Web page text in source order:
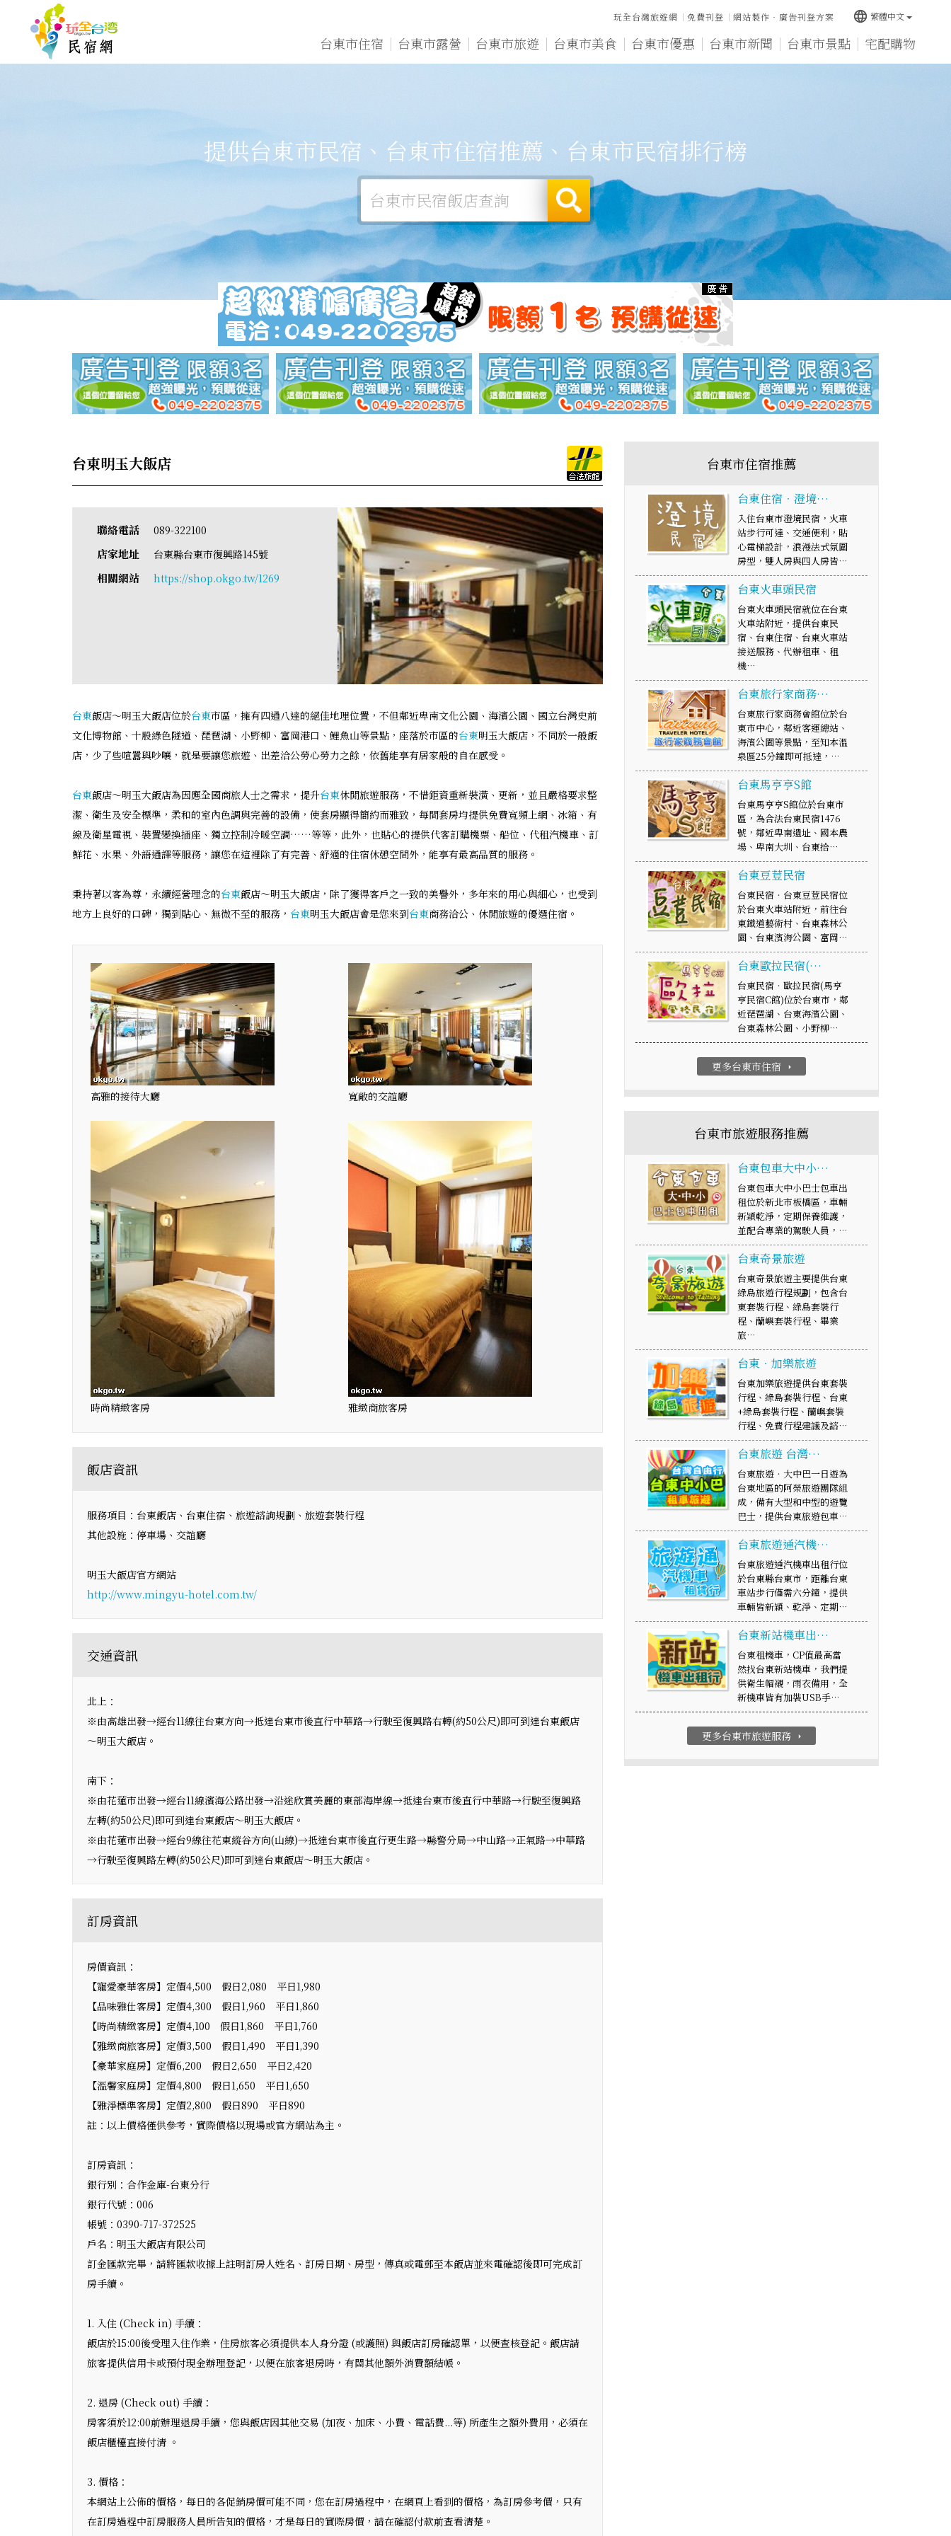
台東市住宿 台東市露營 台東市旅遊 台東市美食 台東市優惠 台東市新聞 台東市景點 宅配購物
玩全台灣旅遊網 免費刊登 網站製作‧廣告刊登方案 language 繁體中文
提供台東市民宿、台東市住宿推薦、台東市民宿排行榜
台東明玉大飯店
聯絡電話 089-322100
店家地址 台東縣台東市復興路145號
相關網站 https://shop.okgo.tw/1269
台東飯店～明玉大飯店位於台東市區，擁有四通八達的絕佳地理位置，不但鄰近卑南文化公園、海濱公園、國立台灣史前
文化博物館、十股綠色隧道、琵琶湖、小野柳、富岡港口、鯉魚山等景點，座落於市區的台東明玉大飯店，不同於一般飯
店，少了些喧囂與吵嚷，就是要讓您旅遊、出差洽公勞心勞力之餘，依舊能享有居家般的自在感受。
台東飯店～明玉大飯店為因應全國商旅人士之需求，提升台東休閒旅遊服務，不惜鉅資重新裝潢、更新，並且嚴格要求整
潔、衛生及安全標準，柔和的室內色調與完善的設備，使套房顯得簡約而雅致，每間套房均提供免費寬頻上網、冰箱、有
線及衛星電視、裝置變換插座、獨立控制冷暖空調……等等，此外，也貼心的提供代客訂購機票、船位、代租汽機車、訂
鮮花、水果、外語通譯等服務，讓您在這裡除了有完善、舒適的住宿休憩空間外，能享有最高品質的服務。
秉持著以客為尊，永續經營理念的台東飯店～明玉大飯店，除了獲得客戶之一致的美譽外，多年來的用心與細心，也受到
地方上良好的口碑，獨到貼心、無微不至的服務， 台東明玉大飯店會是您來到台東商務洽公、休閒旅遊的優選住宿。
高雅的接待大廳 寬敞的交誼廳
時尚精緻客房 雅緻商旅客房
飯店資訊
服務項目：台東飯店、台東住宿、旅遊諮詢規劃、旅遊套裝行程
其他設施：停車場、交誼廳
明玉大飯店官方網站
http://www.mingyu-hotel.com.tw/
交通資訊
北上：
※由高雄出發→經台11線往台東方向→抵達台東市後直行中華路→行駛至復興路右轉(約50公尺)即可到達台東飯店
～明玉大飯店。
南下：
※由花蓮市出發→經台11線濱海公路出發→沿途欣賞美麗的東部海岸線→抵達台東市後直行中華路→行駛至復興路
左轉(約50公尺)即可到達台東飯店～明玉大飯店。
※由花蓮市出發→經台9線往花東縱谷方向(山線)→抵達台東市後直行更生路→縣警分局→中山路→正氣路→中華路
→行駛至復興路左轉(約50公尺)即可到達台東飯店～明玉大飯店。
訂房資訊
房價資訊：
【寵愛豪華客房】定價4,500 假日2,080 平日1,980
【品味雅仕客房】定價4,300 假日1,960 平日1,860
【時尚精緻客房】定價4,100 假日1,860 平日1,760
【雅緻商旅客房】定價3,500 假日1,490 平日1,390
【豪華家庭房】定價6,200 假日2,650 平日2,420
【溫馨家庭房】定價4,800 假日1,650 平日1,650
【雅淨標準客房】定價2,800 假日890 平日890
註：以上價格僅供參考，實際價格以現場或官方網站為主。
訂房資訊：
銀行別：合作金庫-台東分行
銀行代號：006
帳號：0390-717-372525
戶名：明玉大飯店有限公司
訂金匯款完畢，請將匯款收據上註明訂房人姓名、訂房日期、房型，傳真或電郵至本飯店並來電確認後即可完成訂
房手續。
1. 入住 (Check in) 手續：
飯店於15:00後受理入住作業，住房旅客必須提供本人身分證 (或護照) 與飯店訂房確認單，以便查核登記。飯店請
旅客提供信用卡或預付現金辦理登記，以便在旅客退房時，有關其他額外消費額結帳。
2. 退房 (Check out) 手續：
房客須於12:00前辦理退房手續，您與飯店因其他交易 (加夜、加床、小費、電話費...等) 所產生之額外費用，必須在
飯店櫃檯直接付清 。
3. 價格：
本網站上公佈的價格，每日的各促銷房價可能不同，您在訂房過程中，在網頁上看到的價格，為訂房參考價，只有
在訂房過程中訂房服務人員所告知的價格，才是每日的實際房價，請在確認付款前查看清楚。
台東市住宿推薦
台東住宿．澄境…
入住台東市澄境民宿，火車
站步行可達、交通便利，貼
心電梯設計，浪漫法式氛圍
房型，雙人房與四人房皆…
台東火車頭民宿
台東火車頭民宿就位在台東
火車站附近，提供台東民
宿、台東住宿、台東火車站
接送服務、代辦租車、租
機…
台東旅行家商務…
台東旅行家商務會館位於台
東市中心，鄰近客運總站、
海濱公園等景點，至知本溫
泉區25分鐘即可抵達，…
台東馬亨亨S館
台東馬亨亨S館位於台東市
區，為合法台東民宿1476
號，鄰近卑南遺址、國本農
場、卑南大圳、台東拾…
台東豆荳民宿
台東民宿‧台東豆荳民宿位
於台東火車站附近，前往台
東鐵道藝術村、台東森林公
園、台東濱海公園、富岡…
台東歐拉民宿(…
台東民宿‧歐拉民宿(馬亨
亨民宿C館)位於台東市，鄰
近琵琶湖、台東海濱公園、
台東森林公園、小野柳…
更多台東市住宿 arrow_right
台東市旅遊服務推薦
台東包車大中小…
台東包車大中小巴士包車出
租位於新北市板橋區，車輛
新穎乾淨，定期保養維護，
並配合專業的駕駛人員，…
台東奇景旅遊
台東奇景旅遊主要提供台東
綠島旅遊行程規劃，包含台
東套裝行程、綠島套裝行
程、蘭嶼套裝行程、畢業
旅…
台東‧加樂旅遊
台東加樂旅遊提供台東套裝
行程、綠島套裝行程、台東
+綠島套裝行程、蘭嶼套裝
行程、免費行程建議及諮…
台東旅遊 台灣…
台東旅遊‧大中巴一日遊為
台東地區的阿榮旅遊團隊組
成，備有大型和中型的遊覽
巴士，提供台東旅遊包車…
台東旅遊通汽機…
台東旅遊通汽機車出租行位
於台東縣台東市，距離台東
車站步行僅需六分鐘，提供
車輛皆新穎、乾淨、定期…
台東新站機車出…
台東租機車，CP值最高當
然找台東新站機車，我們提
供衛生帽襯，雨衣備用，全
新機車皆有加裝USB手…
更多台東市旅遊服務 arrow_right